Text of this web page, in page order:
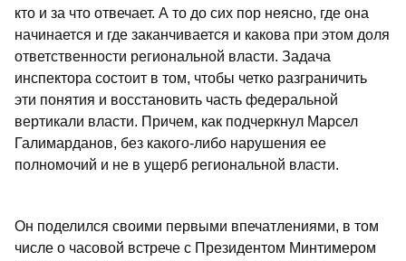
кто и за что отвечает. А то до сих пор неясно, где она
начинается и где заканчивается и какова при этом доля
ответственности региональной власти. Задача
инспектора состоит в том, чтобы четко разграничить
эти понятия и восстановить часть федеральной
вертикали власти. Причем, как подчеркнул Марсел
Галимарданов, без какого-либо нарушения ее
полномочий и не в ущерб региональной власти.
Он поделился своими первыми впечатлениями, в том
числе о часовой встрече с Президентом Минтимером